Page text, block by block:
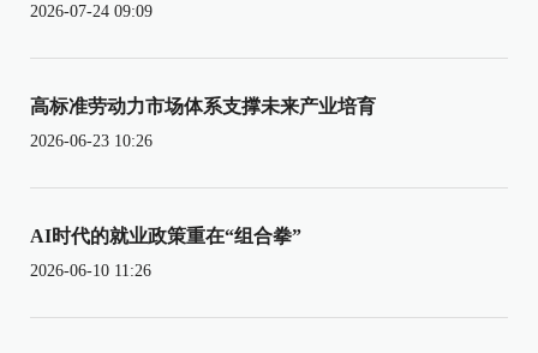
2026-07-24 09:09
高标准劳动力市场体系支撑未来产业培育
2026-06-23 10:26
AI时代的就业政策重在“组合拳”
2026-06-10 11:26